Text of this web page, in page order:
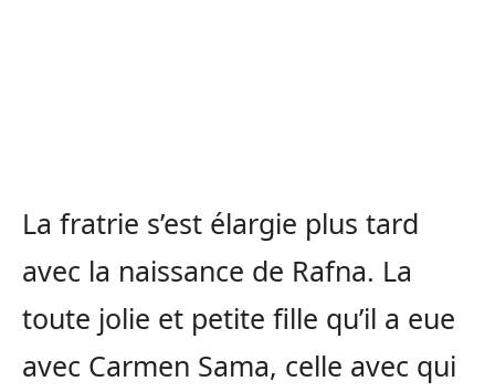
La fratrie s’est élargie plus tard
avec la naissance de Rafna. La
toute jolie et petite fille qu’il a eue
avec Carmen Sama, celle avec qui